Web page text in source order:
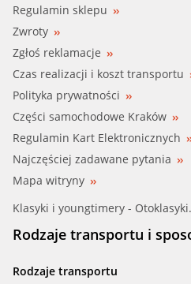
Regulamin sklepu
Zwroty
Zgłoś reklamacje
Czas realizacji i koszt transportu
Polityka prywatności
Części samochodowe Kraków
Regulamin Kart Elektronicznych
Najczęściej zadawane pytania
Mapa witryny
Klasyki i youngtimery -
Rodzaje transportu i
Rodzaje transportu